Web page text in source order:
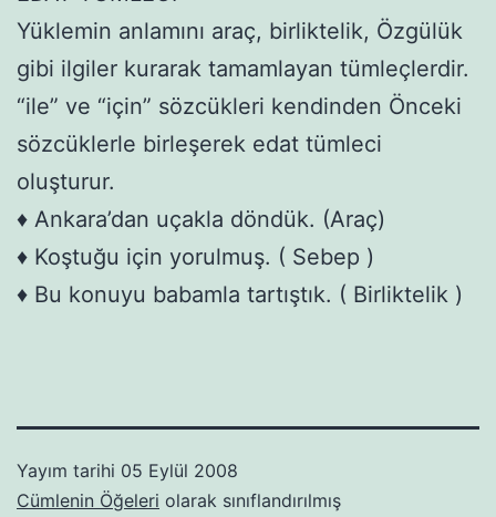
Yüklemin anlamını araç, birliktelik, Özgülük
gibi ilgiler kurarak tamamlayan tümleçlerdir.
“ile” ve “için” sözcükleri kendinden Önceki
sözcüklerle birleşerek edat tümleci
oluşturur.
♦ Ankara’dan uçakla döndük. (Araç)
♦ Koştuğu için yorulmuş. ( Sebep )
♦ Bu konuyu babamla tartıştık. ( Birliktelik )
Yayım tarihi 05 Eylül 2008
Cümlenin Öğeleri olarak sınıflandırılmış